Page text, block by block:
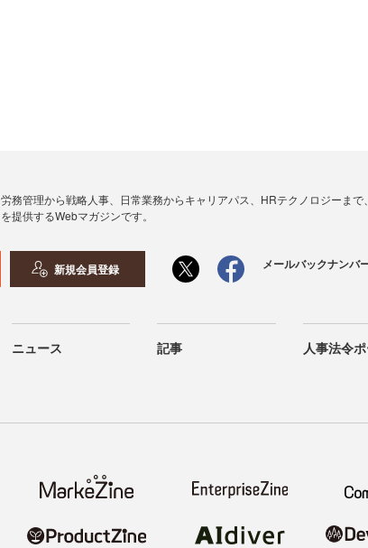
労務管理から戦略人事、日常業務からキャリアパス、HRテクノロジーま
を提供するWebマガジンです。
新規会員登録 メールバックナンバ
ニュース 記事 人事法令